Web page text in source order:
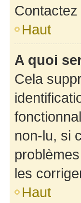
Haut
A quoi
Cela
non-lu, si
les
Haut